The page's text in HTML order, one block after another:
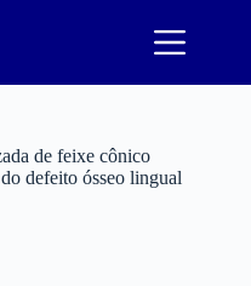
de feixe cônico
defeito ósseo lingual